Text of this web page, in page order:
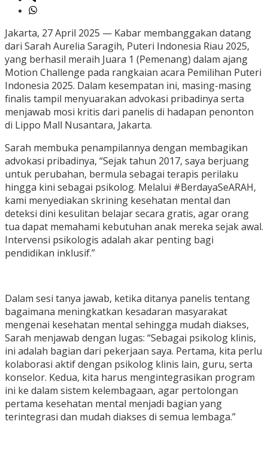
Jakarta, 27 April 2025 — Kabar membanggakan datang
dari Sarah Aurelia Saragih, Puteri Indonesia Riau 2025,
yang berhasil meraih Juara 1 (Pemenang) dalam ajang
Motion Challenge pada rangkaian acara Pemilihan Puteri
Indonesia 2025. Dalam kesempatan ini, masing-masing
finalis tampil menyuarakan advokasi pribadinya serta
menjawab mosi kritis dari panelis di hadapan penonton
di Lippo Mall Nusantara, Jakarta.
Sarah membuka penampilannya dengan membagikan
advokasi pribadinya, “Sejak tahun 2017, saya berjuang
untuk perubahan, bermula sebagai terapis perilaku
hingga kini sebagai psikolog. Melalui #BerdayaSeARAH,
kami menyediakan skrining kesehatan mental dan
deteksi dini kesulitan belajar secara gratis, agar orang
tua dapat memahami kebutuhan anak mereka sejak awal.
Intervensi psikologis adalah akar penting bagi
pendidikan inklusif.”
Dalam sesi tanya jawab, ketika ditanya panelis tentang
bagaimana meningkatkan kesadaran masyarakat
mengenai kesehatan mental sehingga mudah diakses,
Sarah menjawab dengan lugas: “Sebagai psikolog klinis,
ini adalah bagian dari pekerjaan saya. Pertama, kita perlu
kolaborasi aktif dengan psikolog klinis lain, guru, serta
konselor. Kedua, kita harus mengintegrasikan program
ini ke dalam sistem kelembagaan, agar pertolongan
pertama kesehatan mental menjadi bagian yang
terintegrasi dan mudah diakses di semua lembaga.”